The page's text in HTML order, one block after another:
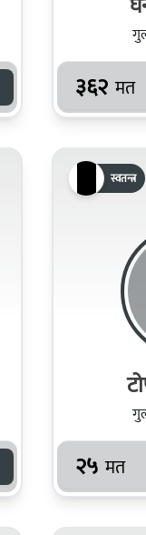
३६२ मत
स्वतन्त्र
२५ मत